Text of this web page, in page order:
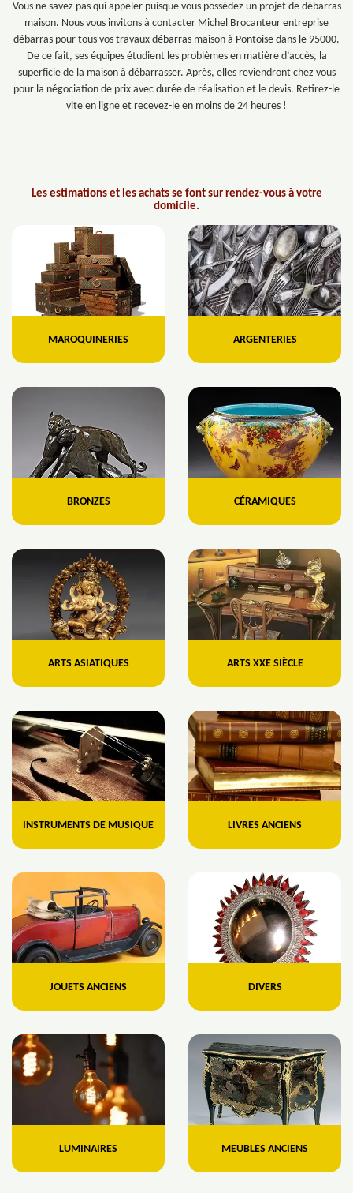
Vous ne savez pas qui appeler puisque vous possédez un projet de débarras
maison. Nous vous invitons à contacter Michel Brocanteur entreprise
débarras pour tous vos travaux débarras maison à Pontoise dans le 95000.
De ce fait, ses équipes étudient les problèmes en matière d’accès, la
superficie de la maison à débarrasser. Après, elles reviendront chez vous
pour la négociation de prix avec durée de réalisation et le devis. Retirez-le
vite en ligne et recevez-le en moins de 24 heures !
Les estimations et les achats se font sur rendez-vous à votre
domicile.
MAROQUINERIES ARGENTERIES
BRONZES CÉRAMIQUES
ARTS ASIATIQUES ARTS XXE SIÈCLE
INSTRUMENTS DE MUSIQUE LIVRES ANCIENS
JOUETS ANCIENS DIVERS
LUMINAIRES MEUBLES ANCIENS